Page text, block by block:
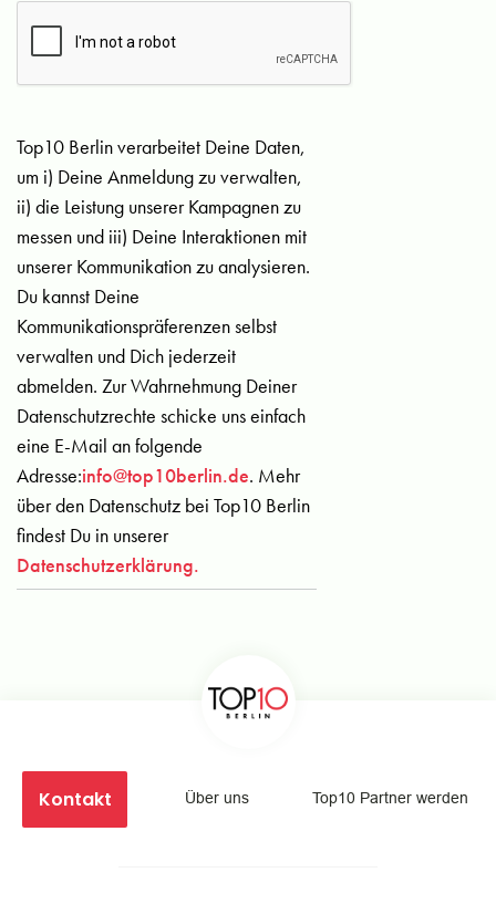
Top10 Berlin verarbeitet Deine Daten,
um i) Deine Anmeldung zu verwalten,
ii) die Leistung unserer Kampagnen zu
messen und iii) Deine Interaktionen mit
unserer Kommunikation zu analysieren.
Du kannst Deine
Kommunikationspräferenzen selbst
verwalten und Dich jederzeit
abmelden. Zur Wahrnehmung Deiner
Datenschutzrechte schicke uns einfach
eine E-Mail an folgende
Adresse:info@top10berlin.de. Mehr
über den Datenschutz bei Top10 Berlin
findest Du in unserer
Datenschutzerklärung.
Kontakt Über uns Top10 Partner werden